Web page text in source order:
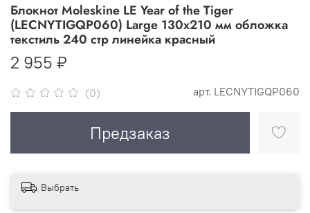
(0) арт. LECNYTIGQP060
Блокнот Moleskine LE Year of the Tiger
(LECNYTIGQP060) Large 130х210 мм обложка
текстиль 240 стр линейка красный
2 955 ₽
Предзаказ
Выбрать